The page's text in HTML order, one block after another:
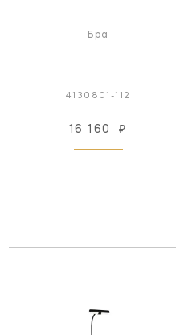
Бра
4130801-112
16 160 ₽